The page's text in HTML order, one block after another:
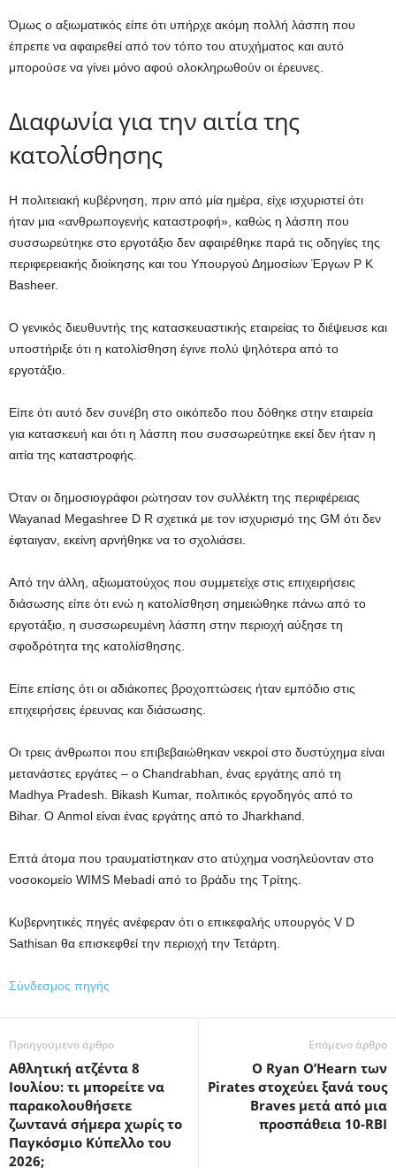
Όμως ο αξιωματικός είπε ότι υπήρχε ακόμη πολλή λάσπη που
έπρεπε να αφαιρεθεί από τον τόπο του ατυχήματος και αυτό
μπορούσε να γίνει μόνο αφού ολοκληρωθούν οι έρευνες.
Διαφωνία για την αιτία της
κατολίσθησης
Η πολιτειακή κυβέρνηση, πριν από μία ημέρα, είχε ισχυριστεί ότι
ήταν μια «ανθρωπογενής καταστροφή», καθώς η λάσπη που
συσσωρεύτηκε στο εργοτάξιο δεν αφαιρέθηκε παρά τις οδηγίες της
περιφερειακής διοίκησης και του Υπουργού Δημοσίων Έργων P K
Basheer.
Ο γενικός διευθυντής της κατασκευαστικής εταιρείας το διέψευσε και
υποστήριξε ότι η κατολίσθηση έγινε πολύ ψηλότερα από το
εργοτάξιο.
Είπε ότι αυτό δεν συνέβη στο οικόπεδο που δόθηκε στην εταιρεία
για κατασκευή και ότι η λάσπη που συσσωρεύτηκε εκεί δεν ήταν η
αιτία της καταστροφής.
Όταν οι δημοσιογράφοι ρώτησαν τον συλλέκτη της περιφέρειας
Wayanad Megashree D R σχετικά με τον ισχυρισμό της GM ότι δεν
έφταιγαν, εκείνη αρνήθηκε να το σχολιάσει.
Από την άλλη, αξιωματούχος που συμμετείχε στις επιχειρήσεις
διάσωσης είπε ότι ενώ η κατολίσθηση σημειώθηκε πάνω από το
εργοτάξιο, η συσσωρευμένη λάσπη στην περιοχή αύξησε τη
σφοδρότητα της κατολίσθησης.
Είπε επίσης ότι οι αδιάκοπες βροχοπτώσεις ήταν εμπόδιο στις
επιχειρήσεις έρευνας και διάσωσης.
Οι τρεις άνθρωποι που επιβεβαιώθηκαν νεκροί στο δυστύχημα είναι
μετανάστες εργάτες – ο Chandrabhan, ένας εργάτης από τη
Madhya Pradesh. Bikash Kumar, πολιτικός εργοδηγός από το
Bihar. Ο Anmol είναι ένας εργάτης από το Jharkhand.
Επτά άτομα που τραυματίστηκαν στο ατύχημα νοσηλεύονταν στο
νοσοκομείο WIMS Mebadi από το βράδυ της Τρίτης.
Κυβερνητικές πηγές ανέφεραν ότι ο επικεφαλής υπουργός V D
Sathisan θα επισκεφθεί την περιοχή την Τετάρτη.
Σύνδεσμος πηγής
Προηγούμενο άρθρο
Αθλητική ατζέντα 8
Ιουλίου: τι μπορείτε να
παρακολουθήσετε
ζωντανά σήμερα χωρίς το
Παγκόσμιο Κύπελλο του
2026;
Επόμενο άρθρο
Ο Ryan O’Hearn των
Pirates στοχεύει ξανά τους
Braves μετά από μια
προσπάθεια 10-RBI